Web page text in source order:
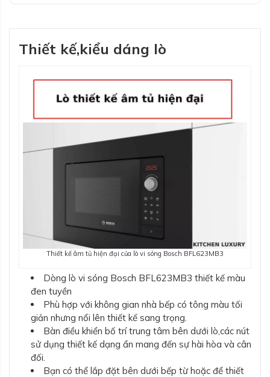
Thiết kế,kiểu dáng lò
Thiết kế âm tủ hiện đại của lò vi sóng Bosch BFL623MB3
Dòng lò vi sóng Bosch BFL623MB3 thiết kế màu
đen tuyền
Phù hợp với không gian nhà bếp có tông màu tối
giản nhưng nổi lên thiết kế sang trọng.
Bàn điều khiển bố trí trung tâm bên dưới lò,các nút
sử dụng thiết kế dạng ẩn mang đến sự hài hòa và cân
đối.
Bạn có thể lắp đặt bên dưới bếp từ hoặc để thiết